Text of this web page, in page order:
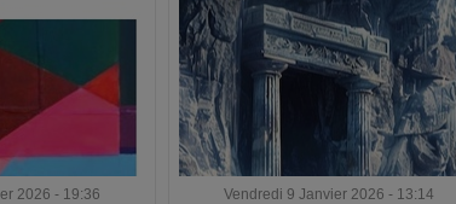
2026 - 19:36 Vendredi 9 Janvier 2026 - 13:14